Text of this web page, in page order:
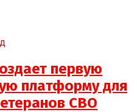
первую
платформу для
СВО